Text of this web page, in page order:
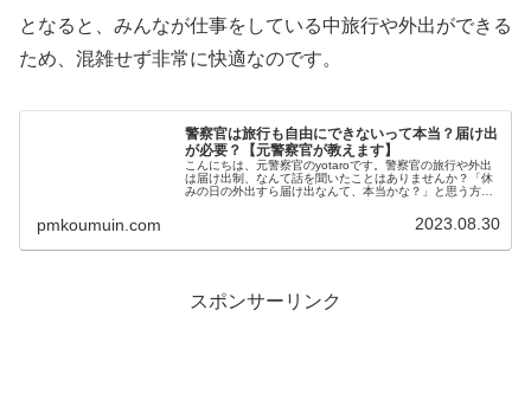
となると、みんなが仕事をしている中旅行や外出ができる
ため、混雑せず非常に快適なのです。
警察官は旅行も自由にできないって本当？届け出
が必要？【元警察官が教えます】
こんにちは、元警察官のyotaroです。警察官の旅行や外出
は届け出制、なんて話を聞いたことはありませんか？「休
みの日の外出すら届け出なんて、本当かな？」と思う方も
pmkoumuin.com 2023.08.30
スポンサーリンク